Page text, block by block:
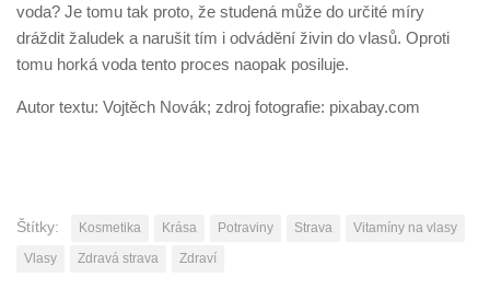
voda? Je tomu tak proto, že studená může do určité míry
dráždit žaludek a narušit tím i odvádění živin do vlasů. Oproti
tomu horká voda tento proces naopak posiluje.
Autor textu: Vojtěch Novák; zdroj fotografie: pixabay.com
Štítky: Kosmetika Krása Potraviny Strava
Vitamíny na vlasy
Vlasy
Zdravá strava Zdraví